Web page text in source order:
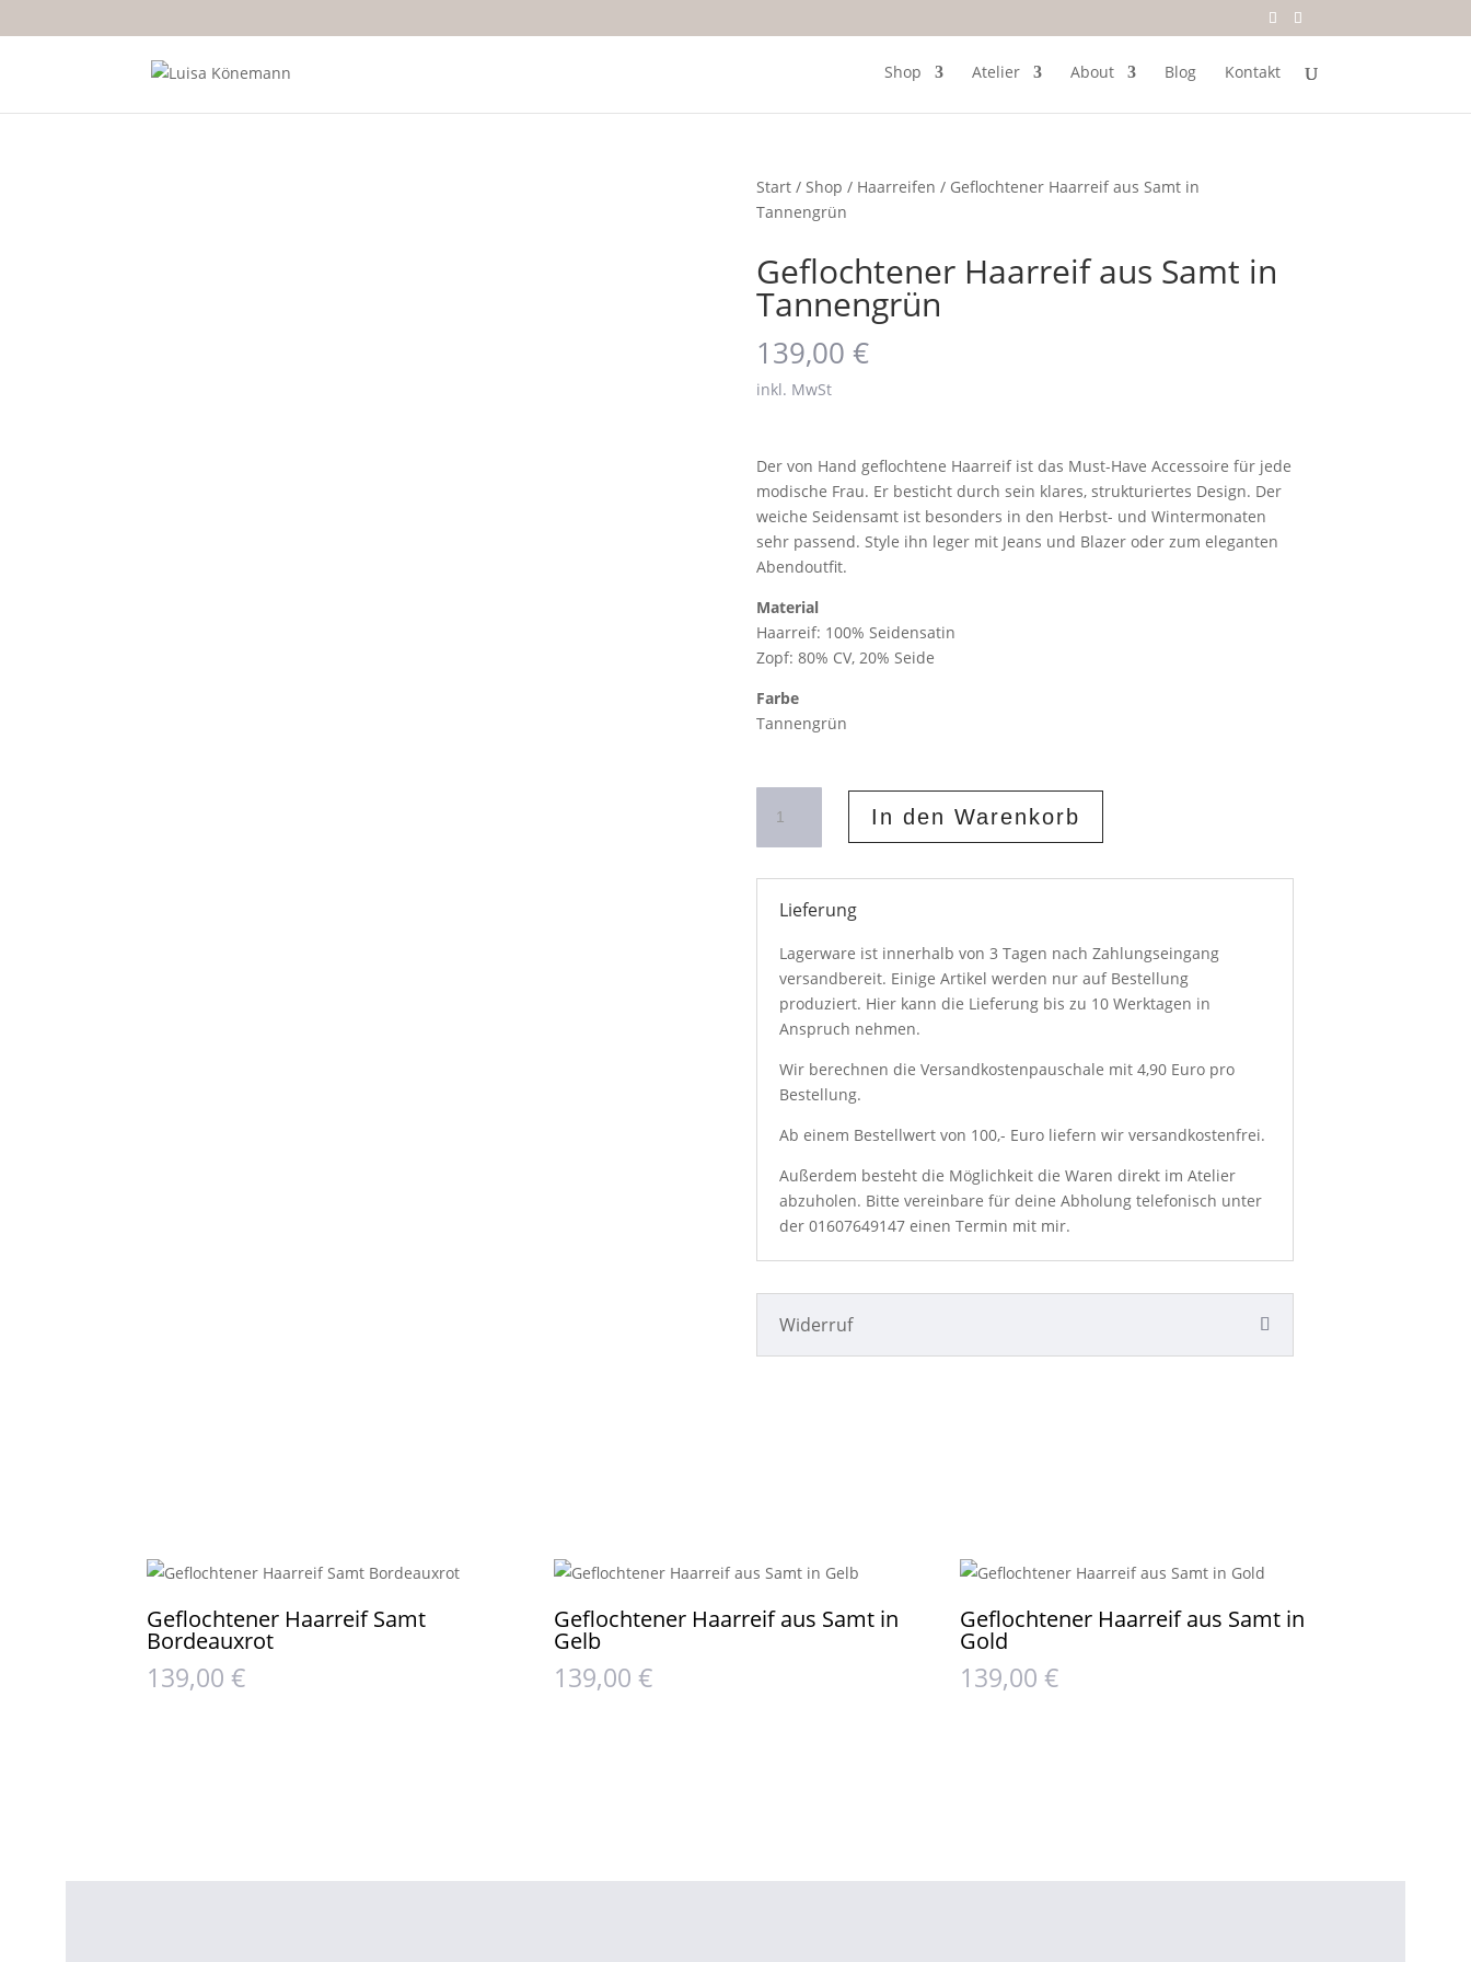
Shop Atelier About Blog Kontakt
Start/ Shop / Haarreifen / Geflochtener Haarreif aus Samt in
Tannengrün
Geflochtener Haarreif aus Samt in
Tannengrün
139,00 €
inkl. MwSt
Der von Hand geflochtene Haarreif ist das Must-Have Accessoire für jede
modische Frau. Er besticht durch sein klares, strukturiertes Design. Der
weiche Seidensamt ist besonders in den Herbst- und Wintermonaten
sehr passend. Style ihn leger mit Jeans und Blazer oder zum eleganten
Abendoutfit.
Material
Haarreif: 100% Seidensatin
Zopf: 80% CV, 20% Seide
Farbe
Tannengrün
Haarreif
aus
Menge
In den Warenkorb
Lieferung
Lagerware ist innerhalb von 3 Tagen nach Zahlungseingang
versandbereit. Einige Artikel werden nur auf Bestellung
produziert. Hier kann die Lieferung bis zu 10 Werktagen in
Anspruch nehmen.
Wir berechnen die Versandkostenpauschale mit 4,90 Euro pro
Bestellung.
Ab einem Bestellwert von 100,- Euro liefern wir versandkostenfrei.
Außerdem besteht die Möglichkeit die Waren direkt im Atelier
abzuholen. Bitte vereinbare für deine Abholung telefonisch unter
der 01607649147 einen Termin mit mir.
Widerruf
Geflochtener Haarreif Samt
Bordeauxrot
139,00€
Geflochtener Haarreif aus Samt in
Gelb
139,00 €
Geflochtener Haarreif aus Samt in
Gold
139,00€